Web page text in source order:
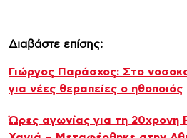
Διαβάστε επίσης:
Γιώργος Παράσχος: Στο
για νέες θεραπείες ο ηθοποιός
Ώρες αγωνίας για τη